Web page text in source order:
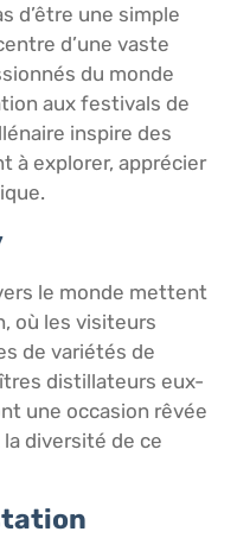
d’être une simple
d’une vaste
du monde
aux festivals de
inspire des
à explorer, apprécier
le monde mettent
où les visiteurs
de variétés de
distillateurs eux-
une occasion rêvée
diversité de ce